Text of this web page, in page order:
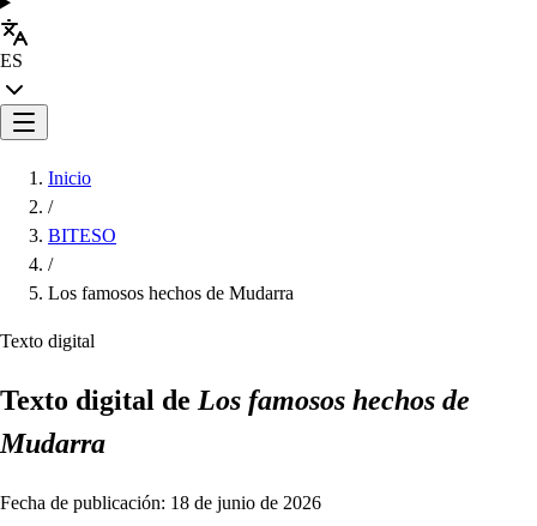
ES
Inicio
/
BITESO
/
Los famosos hechos de Mudarra
Texto digital
Texto digital de Los famosos hechos de
Mudarra
Fecha de publicación: 18 de junio de 2026